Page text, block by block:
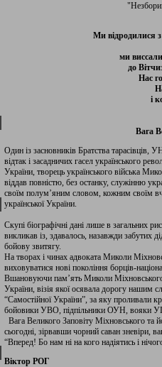
Ми відродилися
ми
до
Нас
і
Вага
Один із засновників Братства тарасівців,
відтак і засадничих гасел українського
України, творець українського війська
віддав повністю, без останку, служінню
своїм полум’яним словом, кожним своїм
української України.
Скупі біографічні дані лише в загальних
викликав із, здавалось, назавжди забутих
бойову звитягу.
На творах і чинах адвоката Миколи
виховуватися нові покоління борців-
Вшановуючи пам’ять Миколи
України, візія якої осявала дорогу нашим
“Самостійної України”, за яку проливали
бойовики УВО, підпільники ОУН, вояки
Вага Великого Заповіту Міхновського та
сьогодні, зірвавши чорний саван зневіри,
“Вперед! Бо нам ні на кого надіятись і
Віктор РОГ